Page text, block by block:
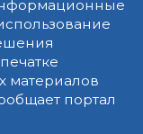
материалов
портал